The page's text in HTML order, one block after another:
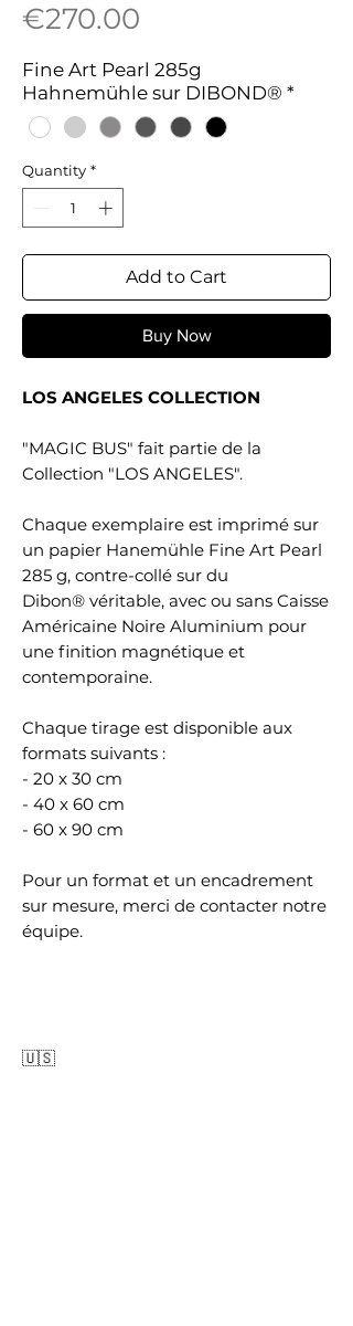
€270.00
Fine Art Pearl 285g
Hahnemühle sur DIBOND® *
Quantity *
Add to Cart
Buy Now
LOS ANGELES COLLECTION
"MAGIC BUS" fait partie de la
Collection "LOS ANGELES".
Chaque exemplaire est imprimé sur
un papier Hanemühle Fine Art Pearl
285 g, contre-collé sur du
Dibon® véritable, avec ou sans Caisse
Américaine Noire Aluminium pour
une finition magnétique et
contemporaine.
Chaque tirage est disponible aux
formats suivants :
- 20 x 30 cm
- 40 x 60 cm
- 60 x 90 cm
Pour un format et un encadrement
sur mesure, merci de contacter notre
équipe.
🇺🇸